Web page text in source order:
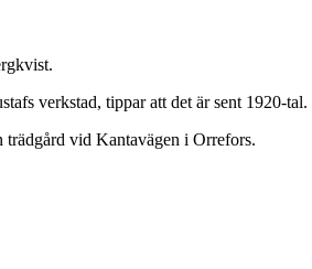
verkstad, tippar att det är sent 1920-
vid Kantavägen i Orrefors.